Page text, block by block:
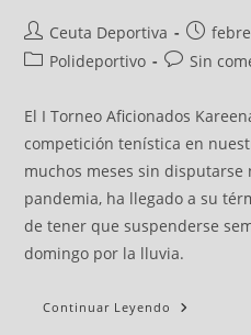
Ceuta Deportiva
Polideportivo
Sin
El I Torneo Aficionados
competición tenística en
muchos meses sin
pandemia, ha llegado a su
de tener que suspenderse
domingo por la lluvia.
Continuar Leyendo